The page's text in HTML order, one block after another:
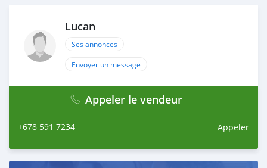
Lucan
Ses annonces
Envoyer un message
Appeler le vendeur
+678 591 7234 Appeler